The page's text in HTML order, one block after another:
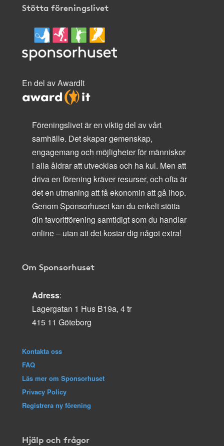
Stötta föreningslivet
En del av AwardIt
Föreningslivet är en viktig del av vårt
samhälle. Det skapar gemenskap,
engagemang och möjligheter för människor
i alla åldrar att utvecklas och ha kul. Men att
driva en förening kräver resurser, och ofta är
det en utmaning att få ekonomin att gå ihop.
Genom Sponsorhuset kan du enkelt stötta
din favoritförening samtidigt som du handlar
online – utan att det kostar dig något extra!
Om Sponsorhuset
Adress:
Lagergatan 1 Hus B19a, 4 tr
415 11 Göteborg
Kontakta oss
FAQ
Läs mer om Sponsorhuset
Privacy Policy
Registrera ny förening
Hjälp och frågor